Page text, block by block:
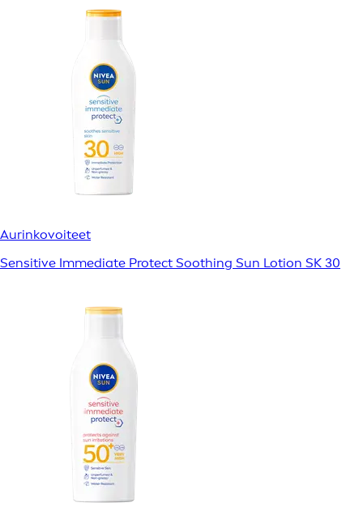
Aurinkovoiteet
Sensitive Immediate Protect Soothing Sun Lotion SK 30